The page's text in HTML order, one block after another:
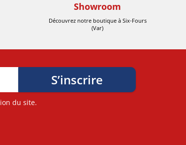
Showroom
Découvrez notre boutique à Six-Fours
(Var)
du site.